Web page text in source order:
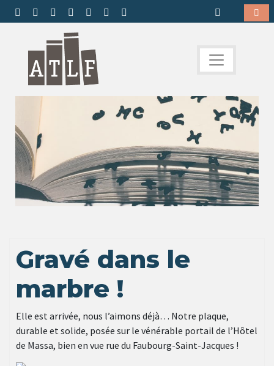
Gravé dans le
marbre !
Elle est arrivée, nous l’aimons déjà… Notre plaque,
durable et solide, posée sur le vénérable portail de l’Hôtel
de Massa, bien en vue rue du Faubourg-Saint-Jacques !